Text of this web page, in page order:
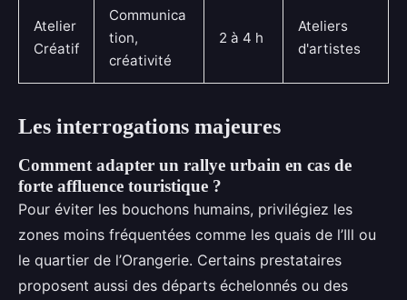
Atelier
Créatif
Communica
tion,
créativité
2 à 4 h
Ateliers
d'artistes
Les interrogations majeures
Comment adapter un rallye urbain en cas de
forte affluence touristique ?
Pour éviter les bouchons humains, privilégiez les
zones moins fréquentées comme les quais de l’Ill ou
le quartier de l’Orangerie. Certains prestataires
proposent aussi des départs échelonnés ou des